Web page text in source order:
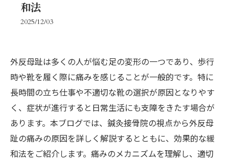
和法
2025/12/03
外反母趾は多くの人が悩む足の変形の一つであり、歩行
時や靴を履く際に痛みを感じることが一般的です。特に
長時間の立ち仕事や不適切な靴の選択が原因となりやす
く、症状が進行すると日常生活にも支障をきたす場合が
あります。本ブログでは、鍼灸接骨院の視点から外反母
趾の痛みの原因を詳しく解説するとともに、効果的な緩
和法をご紹介します。痛みのメカニズムを理解し、適切